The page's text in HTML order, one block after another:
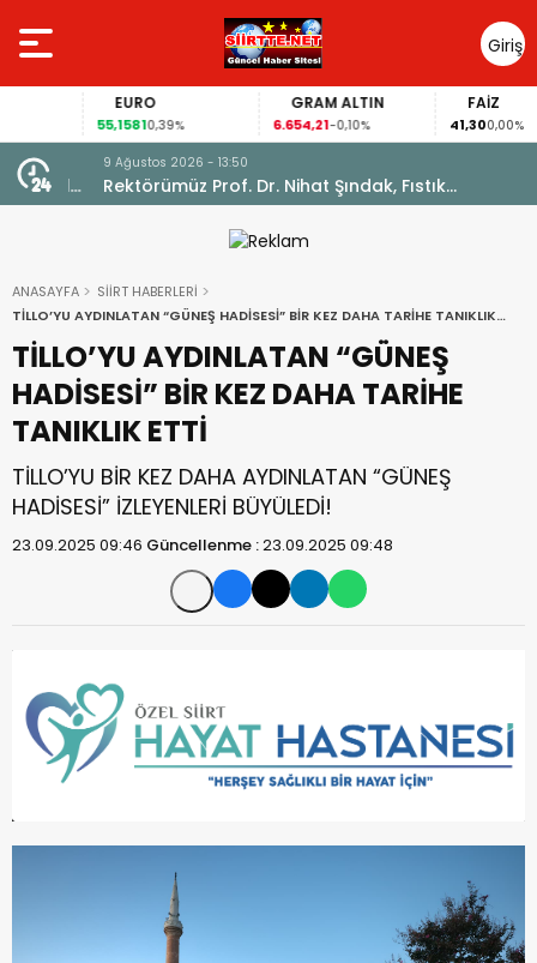
Giriş
Yap
0,39%
GRAM ALTIN
-0,10% 0,00%
9 Ağustos 2026 - 13:50
Rektörümüz Prof. Dr. Nihat Şındak, Fıstık
İhtisaslaşma Sahalarında İncelemelerde Bulundu
ANASAYFA
SİİRT HABERLERİ
TİLLO’YU AYDINLATAN “GÜNEŞ HADİSESİ” BİR KEZ DAHA TARİHE TANIKLIK
ETTİ
TİLLO’YU AYDINLATAN “GÜNEŞ
HADİSESİ” BİR KEZ DAHA TARİHE
TANIKLIK ETTİ
TİLLO’YU BİR KEZ DAHA AYDINLATAN “GÜNEŞ
HADİSESİ” İZLEYENLERİ BÜYÜLEDİ!
23.09.2025 09:46 Güncellenme :23.09.2025 09:48